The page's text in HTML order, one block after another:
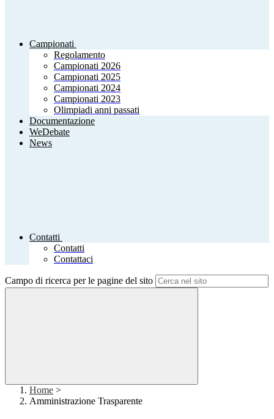
Campionati
Regolamento
Campionati 2026
Campionati 2025
Campionati 2024
Campionati 2023
Olimpiadi anni passati
Documentazione
WeDebate
News
Contatti
Contatti
Contattaci
Campo di ricerca per le pagine del sito
Home >
Amministrazione Trasparente